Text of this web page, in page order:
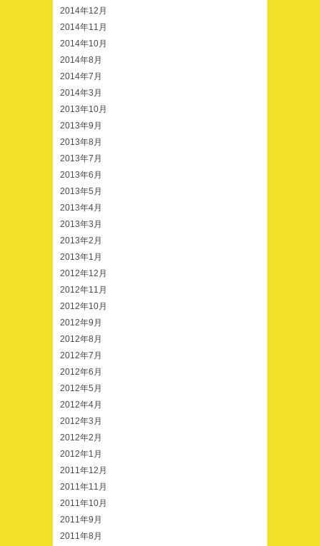
2014年12月
2014年11月
2014年10月
2014年8月
2014年7月
2014年3月
2013年10月
2013年9月
2013年8月
2013年7月
2013年6月
2013年5月
2013年4月
2013年3月
2013年2月
2013年1月
2012年12月
2012年11月
2012年10月
2012年9月
2012年8月
2012年7月
2012年6月
2012年5月
2012年4月
2012年3月
2012年2月
2012年1月
2011年12月
2011年11月
2011年10月
2011年9月
2011年8月